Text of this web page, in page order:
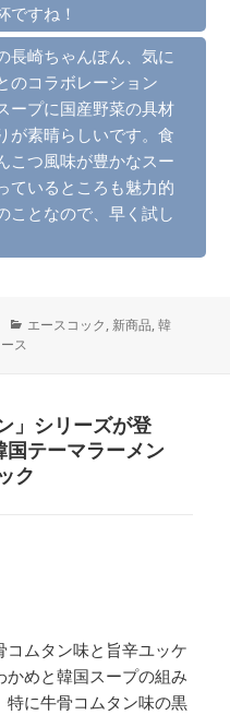
ですね！
長崎ちゃんぽん、気に
のコラボレーション
ープに国産野菜の具材
が素晴らしいです。食
こつ風味が豊かなスー
ているところも魅力的
ことなので、早く試し
カ
エースコック, 新商品,韓
ス
」シリーズが登
テーマラーメン
ク
ムタン味と旨辛ユッケ
めと韓国スープの組み
特に牛骨コムタン味の黒